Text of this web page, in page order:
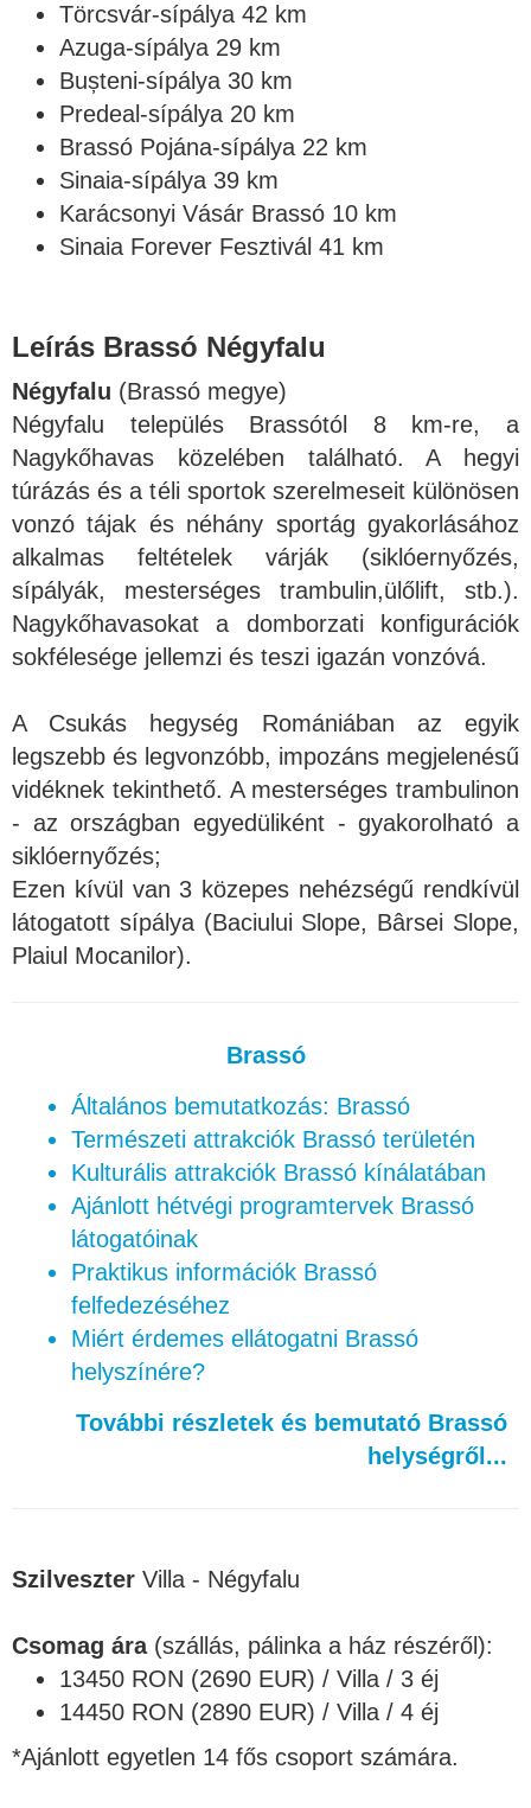
Törcsvár-sípálya 42 km
Azuga-sípálya 29 km
Bușteni-sípálya 30 km
Predeal-sípálya 20 km
Brassó Pojána-sípálya 22 km
Sinaia-sípálya 39 km
Karácsonyi Vásár Brassó 10 km
Sinaia Forever Fesztivál 41 km
Leírás Brassó Négyfalu
Négyfalu (Brassó megye)
Négyfalu település Brassótól 8 km-re, a
Nagykőhavas közelében található. A hegyi
túrázás és a téli sportok szerelmeseit különösen
vonzó tájak és néhány sportág gyakorlásához
alkalmas feltételek várják (siklóernyőzés,
sípályák, mesterséges trambulin,ülőlift, stb.).
Nagykőhavasokat a domborzati konfigurációk
sokfélesége jellemzi és teszi igazán vonzóvá.
A Csukás hegység Romániában az egyik
legszebb és legvonzóbb, impozáns megjelenésű
vidéknek tekinthető. A mesterséges trambulinon
- az országban egyedüliként - gyakorolható a
siklóernyőzés;
Ezen kívül van 3 közepes nehézségű rendkívül
látogatott sípálya (Baciului Slope, Bârsei Slope,
Plaiul Mocanilor).
Brassó
Általános bemutatkozás: Brassó
Természeti attrakciók Brassó területén
Kulturális attrakciók Brassó kínálatában
Ajánlott hétvégi programtervek Brassó
látogatóinak
Praktikus információk Brassó
felfedezéséhez
Miért érdemes ellátogatni Brassó
helyszínére?
További részletek és bemutató Brassó
helységről...
Szilveszter Villa - Négyfalu
Csomag ára(szállás, pálinka a ház részéről):
13450 RON (2690 EUR) / Villa / 3 éj
14450 RON (2890 EUR) / Villa / 4 éj
*Ajánlott egyetlen 14 fős csoport számára.